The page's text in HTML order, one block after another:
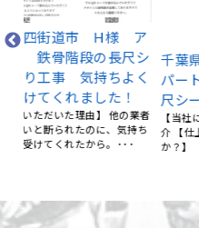
千葉県四街道市 O様 ア
パート 屋上防水工事・長
尺シート貼り工事
【当社にご依頼いただいた理由】 紹
介 【仕上がり満足度はいかがでした
か？】 （満足している）･･･